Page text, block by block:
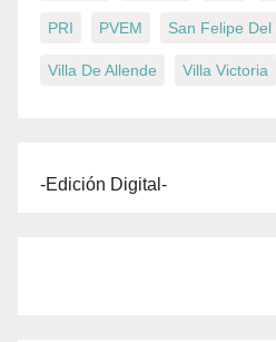
PRI PVEM San Felipe
Villa De Allende Villa Victoria
-Edición Digital-